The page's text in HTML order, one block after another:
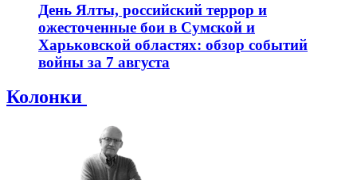
День Ялты, российский террор и
ожесточенные бои в Сумской и
Харьковской областях: обзор событий
войны за 7 августа
Колонки